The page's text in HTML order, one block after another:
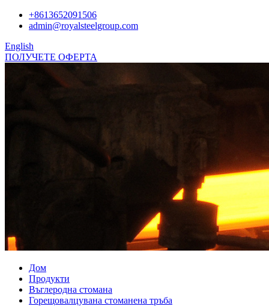
+8613652091506
admin@royalsteelgroup.com
English
ПОЛУЧЕТЕ ОФЕРТА
Дом
Продукти
Въглеродна стомана
Горещовалцувана стоманена тръба